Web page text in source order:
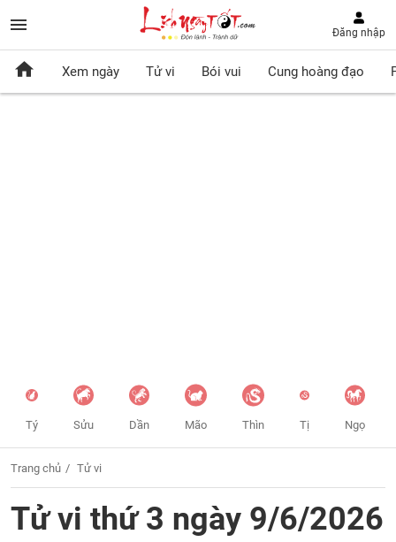
Đăng nhập
Xem ngày Tử vi Bói vui Cung hoàng đạo
Tý Sửu Dần Mão Thìn Tị Ngọ
Trang chủ Tử vi
Tử vi thứ 3 ngày 9/6/2026